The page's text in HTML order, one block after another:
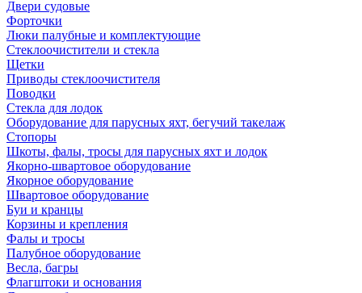
Двери судовые
Форточки
Люки палубные и комплектующие
Стеклоочистители и стекла
Щетки
Приводы стеклоочистителя
Поводки
Стекла для лодок
Оборудование для парусных яхт, бегучий такелаж
Стопоры
Шкоты, фалы, тросы для парусных яхт и лодок
Якорно-швартовое оборудование
Якорное оборудование
Швартовое оборудование
Буи и кранцы
Корзины и крепления
Фалы и тросы
Палубное оборудование
Весла, багры
Флагштоки и основания